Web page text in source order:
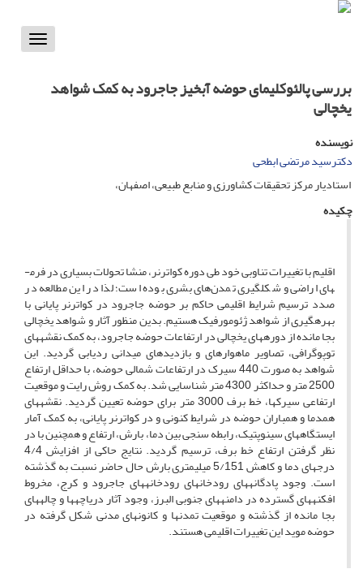
Toggle
بررسی پالئوکلیمای حوضه آبخیز جاجرود به کمک شواهد
یخچالی
نویسنده
دکترسید مرتضی ابطحی
استادیار مرکز تحقیقات کشاورزی و منابع طبیعی، اصفهان،
چکیده
اقلیم با تغییرات تناوبی خود طی دوره کواترنر، منشا تحولات بسیاری در فرم­
های اراضی و شکل­گیری تمدن‌های بشری بوده است؛ لذا در این مطالعه در
صدد ترسیم شرایط اقلیمی حاکم بر حوضه جاجرود در کواترنر پایانی با
بهره­گیری از شواهد ژئومورفیک هستیم. بدین منظور آثار و شواهد یخچالی
بجا مانده از دوره­های یخچالی در ارتفاعات حوضه جاجرود، به کمک نقشه­های
توپوگرافی، تصاویر ماهواره­ای و بازدید­های میدانی ردیابی گردید. این
شواهد به صورت 440 سیرک در ارتفاعات شمالی حوضه، با حداقل ارتفاع
2500 متر و حداکثر 4300 متر شناسایی شد. به کمک روش رایت و موقعیت
ارتفاعی سیرک­ها، خط برف 3000 متر برای حوضه تعیین گردید. نقشه­های
همدما و همباران حوضه در شرایط کنونی و در کواترنر پایانی، به کمک آمار
ایستگاه­های سینوپتیک، رابطه سنجی بین دما، بارش، ارتفاع و همچنین با در
نظر گرفتن ارتفاع خط برف، ترسیم گردید. نتایج حاکی از افزایش 4/4
درجه­ای دما و کاهش 5/151 میلیمتری بارش حال حاضر نسبت به گذشته
است. وجود پادگانه­های رودخانه­ای رودخانه­های جاجرود و کرج، مخروط
افکنه­های گسترده در دامنه­های جنوبی البرز، وجود آثار دریاچه­ها و چاله­های
بجا مانده از گذشته و موقعیت تمدن­ها و کانون­های مدنی شکل گرفته در
حوضه موید این تغییرات اقلیمی هستند.